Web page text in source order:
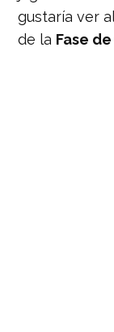
gustaría ver
de la Fase